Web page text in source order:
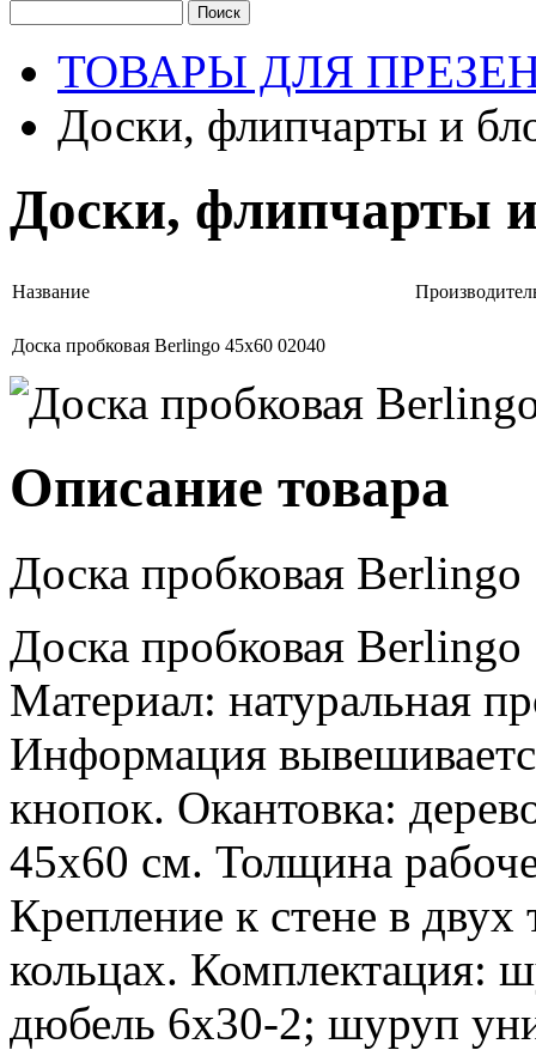
ТОВАРЫ ДЛЯ
Доски, флипчарты и
Доски, флипчарты
Название
Доска пробковая Berlingo 45х60 02040
Описание товара
Доска пробковая
Доска пробковая
Материал: натуральная
Информация
кнопок. Окантовка:
45x60 см. Толщина
Крепление к стене в
кольцах. Комплектация:
дюбель 6x30-2; шуруп